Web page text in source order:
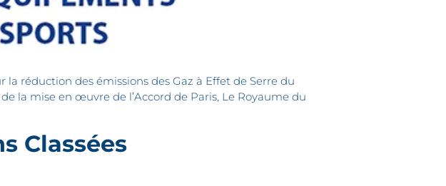
la réduction des émissions des Gaz à Effet de Serre du
la mise en œuvre de l’Accord de Paris, Le Royaume du
Classées